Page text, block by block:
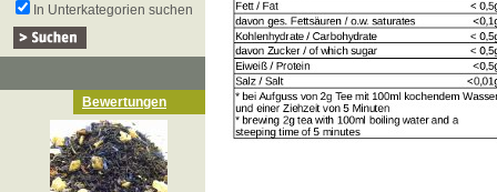
In Unterkategorien suchen
Bewertungen